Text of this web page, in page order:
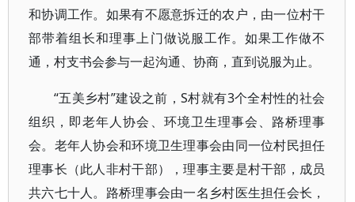
和协调工作。如果有不愿意拆迁的农户，由一位村干
部带着组长和理事上门做说服工作。如果工作做不
通，村支书会参与一起沟通、协商，直到说服为止。
“五美乡村”建设之前，S村就有3个全村性的社会
组织，即老年人协会、环境卫生理事会、路桥理事
会。老年人协会和环境卫生理事会由同一位村民担任
理事长（此人非村干部），理事主要是村干部，成员
共六七十人。路桥理事会由一名乡村医生担任会长，